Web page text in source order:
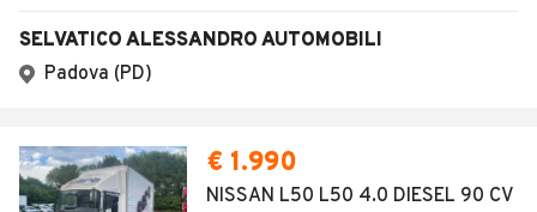
SELVATICO ALESSANDRO AUTOMOBILI
Padova (PD)
€ 1.990
NISSAN L50 L50 4.0 DIESEL 90 CV